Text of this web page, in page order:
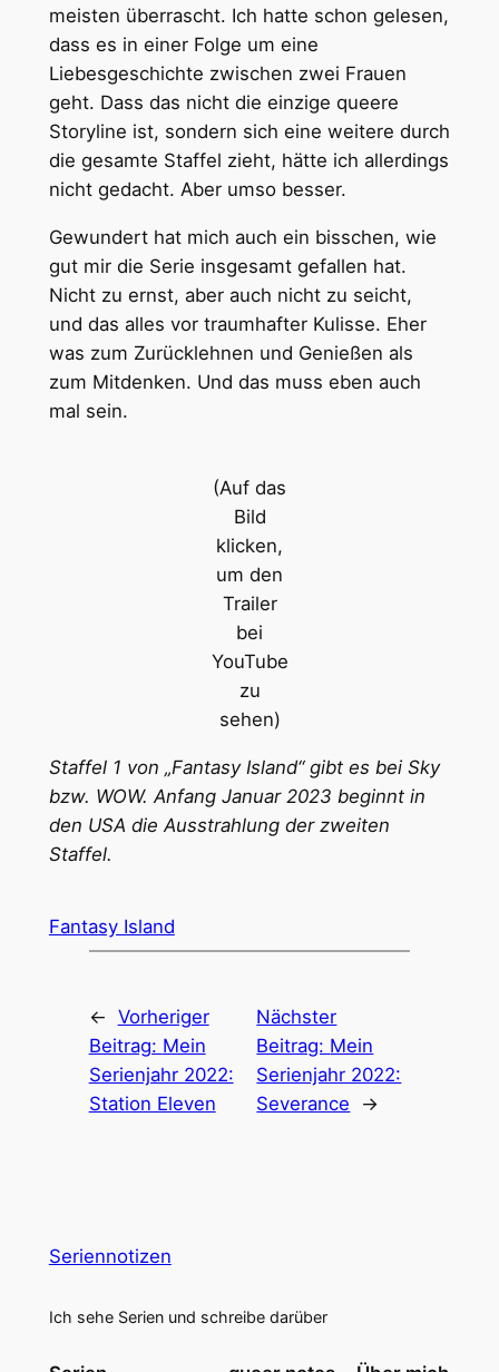
meisten überrascht. Ich hatte schon gelesen,
dass es in einer Folge um eine
Liebesgeschichte zwischen zwei Frauen
geht. Dass das nicht die einzige queere
Storyline ist, sondern sich eine weitere durch
die gesamte Staffel zieht, hätte ich allerdings
nicht gedacht. Aber umso besser.
Gewundert hat mich auch ein bisschen, wie
gut mir die Serie insgesamt gefallen hat.
Nicht zu ernst, aber auch nicht zu seicht,
und das alles vor traumhafter Kulisse. Eher
was zum Zurücklehnen und Genießen als
zum Mitdenken. Und das muss eben auch
mal sein.
(Auf das
Bild
klicken,
um den
Trailer
bei
YouTube
zu
sehen)
Staffel 1 von „Fantasy Island“ gibt es bei Sky
bzw. WOW. Anfang Januar 2023 beginnt in
den USA die Ausstrahlung der zweiten
Staffel.
Fantasy Island
← Vorheriger
Beitrag: Mein
Serienjahr 2022:
Station Eleven
Nächster
Beitrag: Mein
Serienjahr 2022:
Severance
→
Seriennotizen
Ich sehe Serien und schreibe darüber